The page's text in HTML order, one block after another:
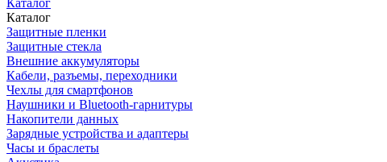
Каталог
Каталог
Защитные пленки
Защитные стекла
Внешние аккумуляторы
Кабели, разъемы, переходники
Чехлы для смартфонов
Наушники и Bluetooth-гарнитуры
Накопители данных
Зарядные устройства и адаптеры
Часы и браслеты